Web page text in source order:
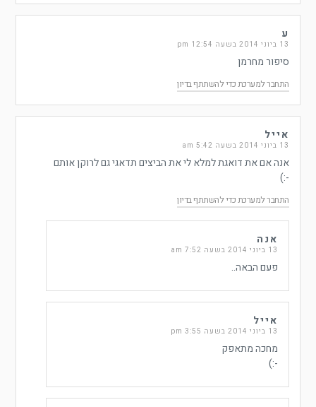
ע
13 ביוני 2014 בשעה 12:54 pm
סיפור מחרמן
התחבר למערכת כדי להשתתף בדיון
אייל
13 ביוני 2014 בשעה 5:42 am
אנה אם את דואגת למלא לי את הביצים תדאגי גם לרוקן אותם
-:)
התחבר למערכת כדי להשתתף בדיון
אנה
13 ביוני 2014 בשעה 7:52 am
פעם הבאה..
אייל
13 ביוני 2014 בשעה 3:55 pm
מחכה מתאפק
-:)